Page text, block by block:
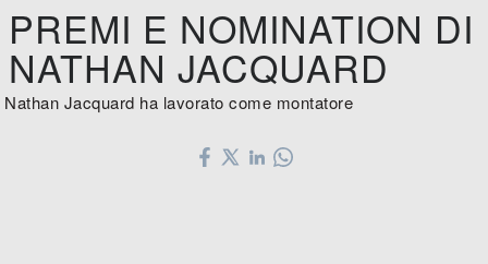
PREMI E NOMINATION DI
NATHAN JACQUARD
Nathan Jacquard ha lavorato come montatore